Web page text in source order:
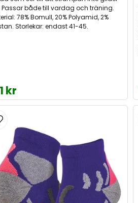
Passar både till vardag och träning.
78% Bomull, 20% Polyamid, 2%
Storlekar: endast 41-45.
kr